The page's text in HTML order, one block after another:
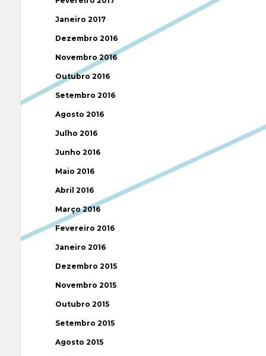
Janeiro 2017
Dezembro 2016
Novembro 2016
Outubro 2016
Setembro 2016
Agosto 2016
Julho 2016
Junho 2016
Maio 2016
Abril 2016
Março 2016
Fevereiro 2016
Janeiro 2016
Dezembro 2015
Novembro 2015
Outubro 2015
Setembro 2015
Agosto 2015